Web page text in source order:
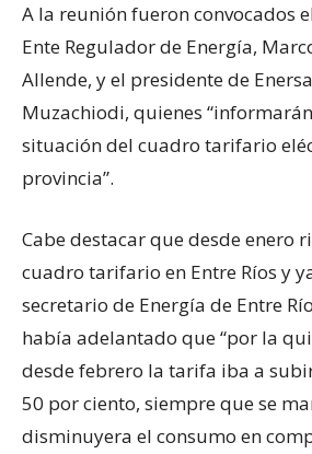
A la reunión fueron convocados
Ente Regulador de Energía,
Allende, y el presidente de
Muzachiodi, quienes
situación del cuadro tarifario
provincia”.
Cabe destacar que desde enero
cuadro tarifario en Entre Ríos y
secretario de Energía de Entre
había adelantado que “por la
desde febrero la tarifa iba a
50 por ciento, siempre que se
disminuyera el consumo en